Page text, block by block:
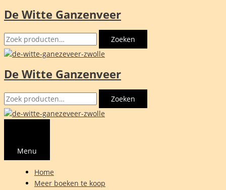
Ga
de
inhoud
De Witte Ganzenveer
Zoeken
naar:
Zoeken
De Witte Ganzenveer
Zoeken
naar:
Zoeken
Menu
Home
Meer boeken te koop